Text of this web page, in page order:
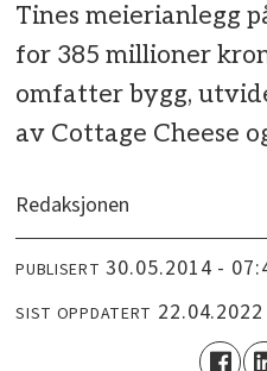
Tines meierianlegg
for 385 millioner
omfatter bygg,
av Cottage Cheese
Redaksjonen
PUBLISERT 30.05.2014 -
SIST OPPDATERT